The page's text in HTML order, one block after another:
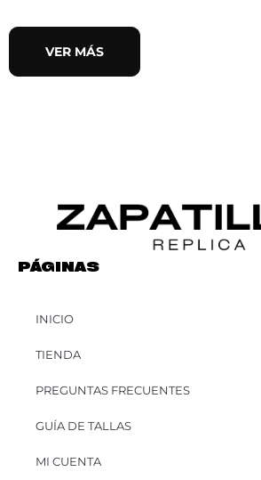
VER MÁS
PÁGINAS
INICIO
TIENDA
PREGUNTAS FRECUENTES
GUÍA DE TALLAS
MI CUENTA